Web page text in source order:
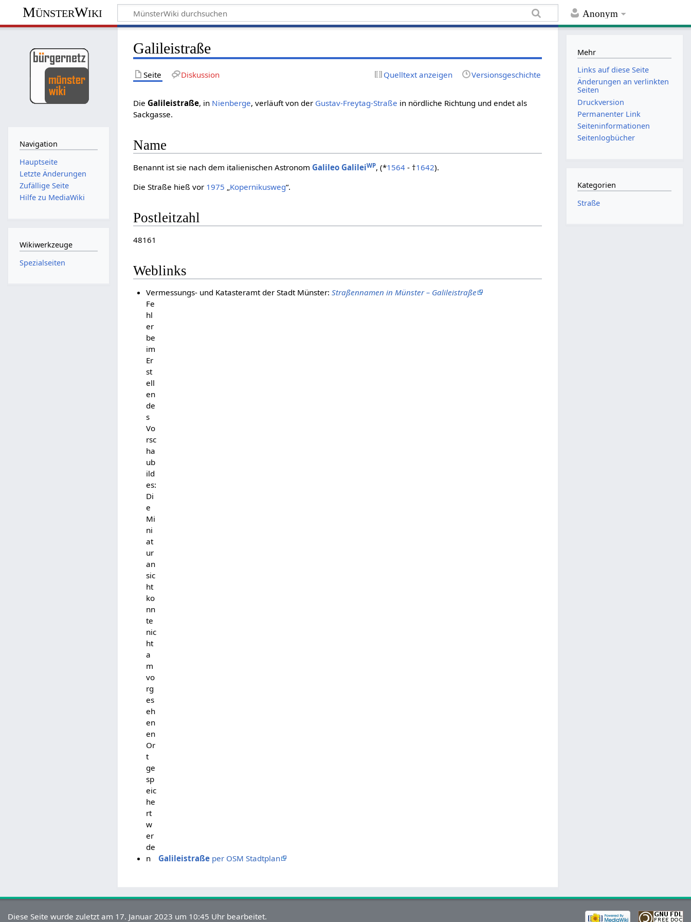
Anonym
MünsterWiki
Galileistraße
Seite Diskussion Quelltext anzeigen Versionsgeschichte
DieGalileistraße, in Nienberge, verläuft von der Gustav-Freytag-Straße in nördliche Richtung und endet als
Sackgasse.
Name
Benannt ist sie nach dem italienischen Astronom Galileo GalileiWP, (*1564 - †1642).
Die Straße hieß vor 1975 Kopernikusweg“.
Postleitzahl
48161
Weblinks
Vermessungs- und Katasteramt der Stadt Münster: Straßennamen in Münster – Galileistraße
Fe
hl
er
be
im
Er
st
ell
en
de
s
Vo
rsc
ha
ub
ild
es:
Di
e
Mi
ni
at
ur
an
sic
ht
ko
nn
te
nic
ht
a
m
vo
rg
es
eh
en
en
Or
t
ge
sp
eic
he
rt
w
er
de
n
Galileistraßeper OSM Stadtplan
Navigation
Hauptseite
Letzte Änderungen
Zufällige Seite
Hilfe zu MediaWiki
Wikiwerkzeuge
Spezialseiten
Mehr
Links auf diese Seite
Änderungen an verlinkten
Seiten
Druckversion
Permanenter Link
Seiten­informationen
Seitenlogbücher
Kategorien
Straße
Diese Seite wurde zuletzt am 17. Januar 2023 um 10:45 Uhr bearbeitet.